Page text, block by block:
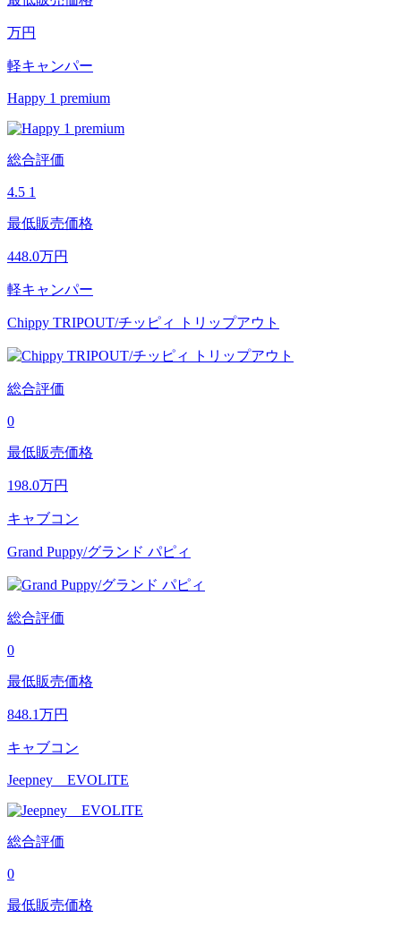
万円
軽キャンパー
Happy 1 premium
総合評価
4.5 1
最低販売価格
448.0万円
軽キャンパー
Chippy TRIPOUT/チッピィ トリップアウト
総合評価
0
最低販売価格
198.0万円
キャブコン
Grand Puppy/グランド パピィ
総合評価
0
最低販売価格
848.1万円
キャブコン
Jeepney EVOLITE
総合評価
0
最低販売価格